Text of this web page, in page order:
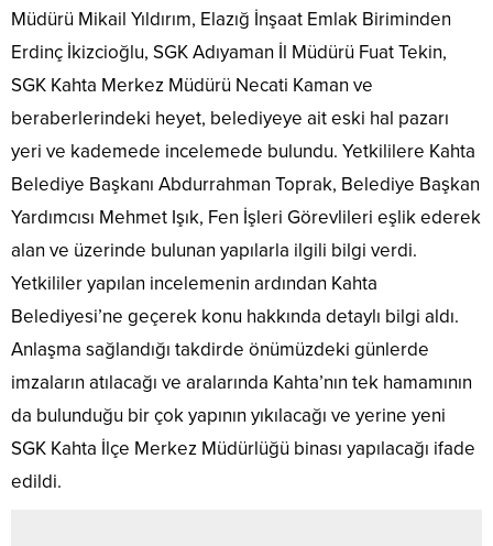
Müdürü Mikail Yıldırım, Elazığ İnşaat Emlak Biriminden
Erdinç İkizcioğlu, SGK Adıyaman İl Müdürü Fuat Tekin,
SGK Kahta Merkez Müdürü Necati Kaman ve
beraberlerindeki heyet, belediyeye ait eski hal pazarı
yeri ve kademede incelemede bulundu. Yetkililere Kahta
Belediye Başkanı Abdurrahman Toprak, Belediye Başkan
Yardımcısı Mehmet Işık, Fen İşleri Görevlileri eşlik ederek
alan ve üzerinde bulunan yapılarla ilgili bilgi verdi.
Yetkililer yapılan incelemenin ardından Kahta
Belediyesi’ne geçerek konu hakkında detaylı bilgi aldı.
Anlaşma sağlandığı takdirde önümüzdeki günlerde
imzaların atılacağı ve aralarında Kahta’nın tek hamamının
da bulunduğu bir çok yapının yıkılacağı ve yerine yeni
SGK Kahta İlçe Merkez Müdürlüğü binası yapılacağı ifade
edildi.